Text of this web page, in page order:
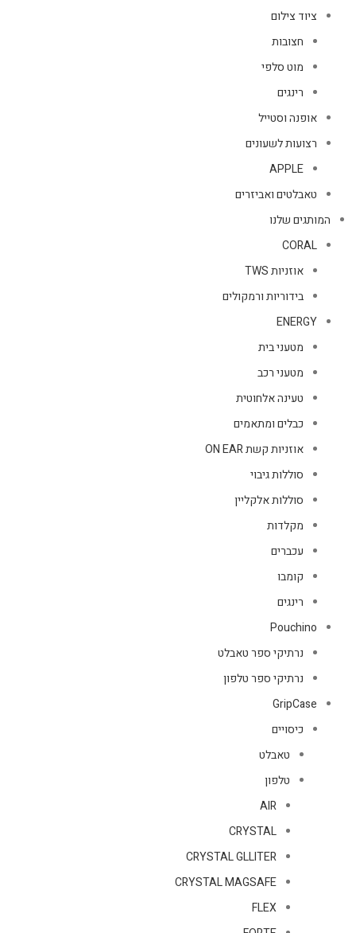
ציוד צילום
חצובות
מוט סלפי
רינגים
אופנה וסטייל
רצועות לשעונים
APPLE
טאבלטים ואביזרים
המותגים שלנו
CORAL
אוזניות TWS
בידוריות ורמקולים
ENERGY
מטעני בית
מטעני רכב
טעינה אלחוטית
כבלים ומתאמים
אוזניות קשת ON EAR
סוללות גיבוי
סוללות אלקליין
מקלדות
עכברים
קומבו
רינגים
Pouchino
נרתיקי ספר טאבלט
נרתיקי ספר טלפון
GripCase
כיסויים
טאבלט
טלפון
AIR
CRYSTAL
CRYSTAL GLLITER
CRYSTAL MAGSAFE
FLEX